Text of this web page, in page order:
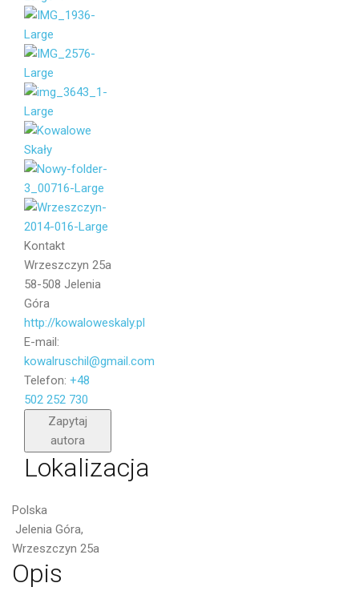
Kontakt
Wrzeszczyn 25a
58-508 Jelenia
Góra
http://kowaloweskaly.pl
E-mail:
kowalruschil@gmail.com
Telefon: +48
502 252 730
Zapytaj
autora
Email
Wiadomość
Wyślij
Lokalizacja
Polska
Jelenia Góra,
Wrzeszczyn 25a
Opis